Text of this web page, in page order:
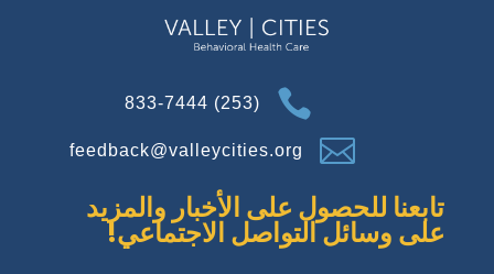

(253) 833-7444

feedback@valleycities.org
تابعنا للحصول على الأخبار والمزيد
على وسائل التواصل الاجتماعي!